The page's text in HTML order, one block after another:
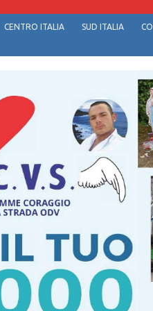
CENTRO ITALIA SUD ITALIA